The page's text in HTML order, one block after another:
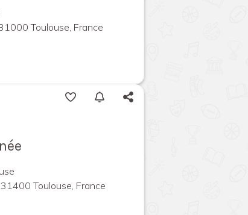
Toulouse, France
Toulouse, France